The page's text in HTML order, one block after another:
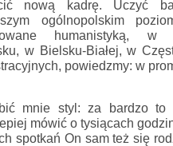
nową kadrę. Uczyć
ogólnopolskim
humanistyką,
w Bielsku-Białej, w
powiedzmy: w
mnie styl: za bardzo to
mówić o tysiącach
spotkań On sam też się